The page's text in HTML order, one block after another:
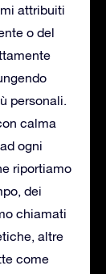
attribuiti
o del
personali.
calma
ogni
riportiamo
dei
chiamati
altre
come